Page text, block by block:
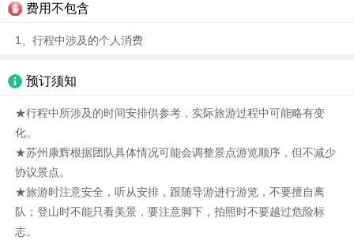
费用不包含
1、行程中涉及的个人消费
预订须知
★行程中所涉及的时间安排供参考，实际旅游过程中可能略有变
化。
★苏州康辉根据团队具体情况可能会调整景点游览顺序，但不减少
协议景点。
★旅游时注意安全，听从安排，跟随导游进行游览，不要擅自离
队；登山时不能只看美景，要注意脚下，拍照时不要越过危险标
志。